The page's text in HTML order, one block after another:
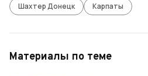
Шахтер Донецк
Карпаты
Материалы по теме